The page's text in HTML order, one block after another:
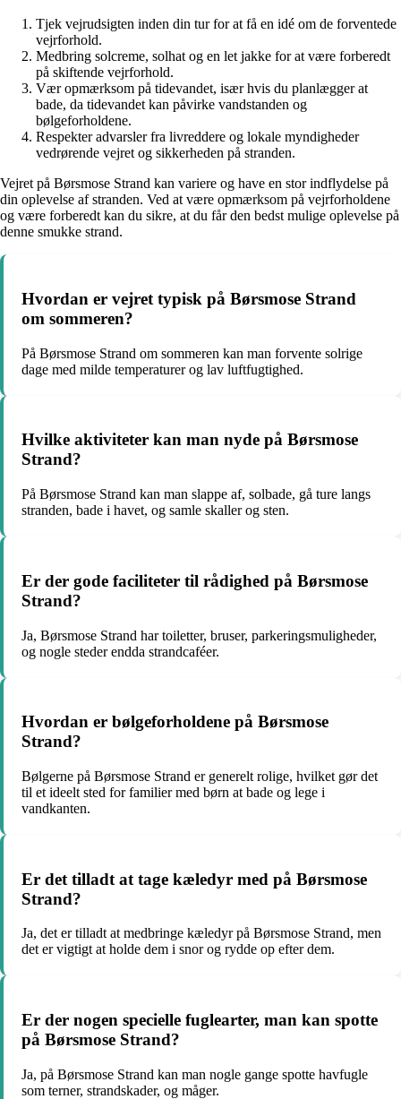
Tjek vejrudsigten inden din tur for at få en idé om de forventede
vejrforhold.
Medbring solcreme, solhat og en let jakke for at være forberedt
på skiftende vejrforhold.
Vær opmærksom på tidevandet, især hvis du planlægger at
bade, da tidevandet kan påvirke vandstanden og
bølgeforholdene.
Respekter advarsler fra livreddere og lokale myndigheder
vedrørende vejret og sikkerheden på stranden.
Vejret på Børsmose Strand kan variere og have en stor indflydelse på
din oplevelse af stranden. Ved at være opmærksom på vejrforholdene
og være forberedt kan du sikre, at du får den bedst mulige oplevelse på
denne smukke strand.
Hvordan er vejret typisk på Børsmose Strand
om sommeren?
På Børsmose Strand om sommeren kan man forvente solrige
dage med milde temperaturer og lav luftfugtighed.
Hvilke aktiviteter kan man nyde på Børsmose
Strand?
På Børsmose Strand kan man slappe af, solbade, gå ture langs
stranden, bade i havet, og samle skaller og sten.
Er der gode faciliteter til rådighed på Børsmose
Strand?
Ja, Børsmose Strand har toiletter, bruser, parkeringsmuligheder,
og nogle steder endda strandcaféer.
Hvordan er bølgeforholdene på Børsmose
Strand?
Bølgerne på Børsmose Strand er generelt rolige, hvilket gør det
til et ideelt sted for familier med børn at bade og lege i
vandkanten.
Er det tilladt at tage kæledyr med på Børsmose
Strand?
Ja, det er tilladt at medbringe kæledyr på Børsmose Strand, men
det er vigtigt at holde dem i snor og rydde op efter dem.
Er der nogen specielle fuglearter, man kan spotte
på Børsmose Strand?
Ja, på Børsmose Strand kan man nogle gange spotte havfugle
som terner, strandskader, og måger.